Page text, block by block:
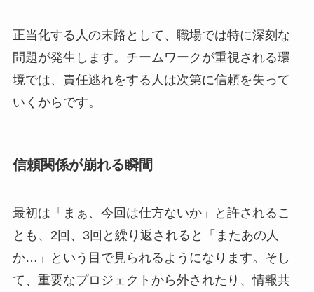
正当化する人の末路として、職場では特に深刻な
問題が発生します。チームワークが重視される環
境では、責任逃れをする人は次第に信頼を失って
いくからです。
信頼関係が崩れる瞬間
最初は「まぁ、今回は仕方ないか」と許されるこ
とも、2回、3回と繰り返されると「またあの人
か…」という目で見られるようになります。そし
て、重要なプロジェクトから外されたり、情報共